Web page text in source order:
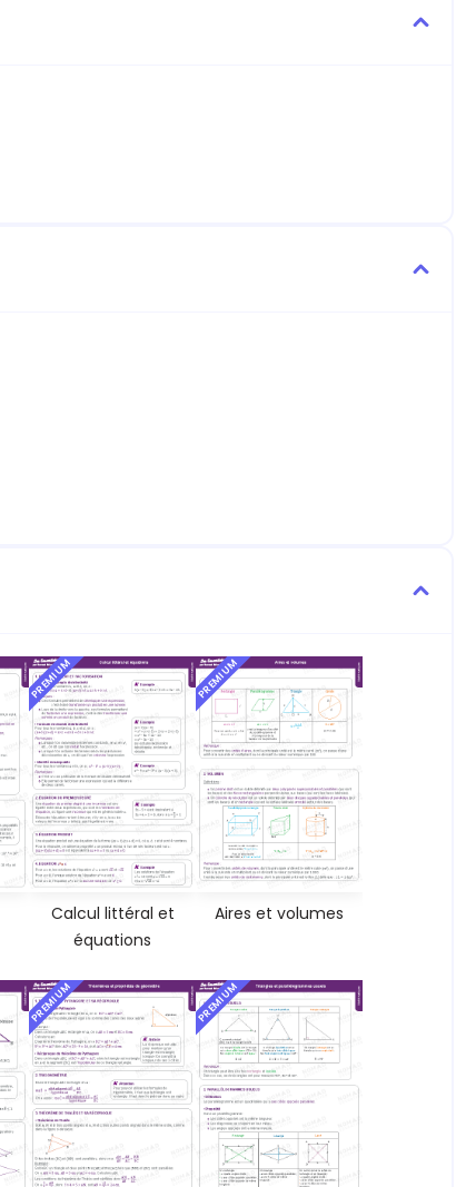
PREMIUM
Calcul littéral et
équations
PREMIUM
Aires et volumes
PREMIUM PREMIUM